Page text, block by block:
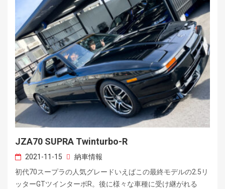
JZA70 SUPRA Twinturbo-R
2021-11-15
納車情報
初代70スープラの人気グレードいえばこの最終モデルの2.5リ
ッターGTツインターボR。後に様々な車種に受け継がれる